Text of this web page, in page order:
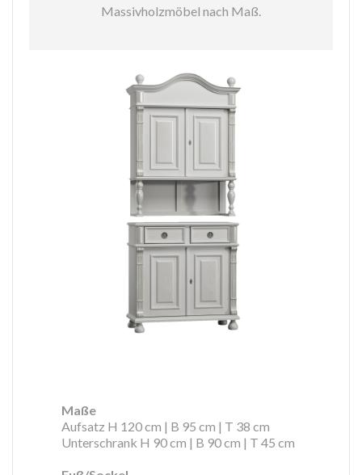
Massivholzmöbel nach Maß.
Maße
Aufsatz H 120 cm | B 95 cm | T 38 cm
Unterschrank H 90 cm | B 90 cm | T 45 cm